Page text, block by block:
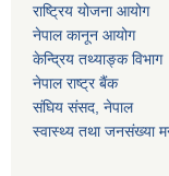
राष्‍ट्रिय योजना आयोग
नेपाल कानून आयोग
केन्द्रिय तथ्याङ्क विभाग
नेपाल राष्‍ट्र बैंक
संघिय संसद, नेपाल
स्वास्थ्य तथा जनसंख्या